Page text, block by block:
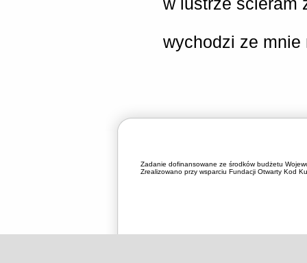
w lustrze ścieram
wychodzi ze mnie
Zadanie dofinansowane ze środków budżetu
Zrealizowano przy wsparciu Fundacji Otwarty Kod